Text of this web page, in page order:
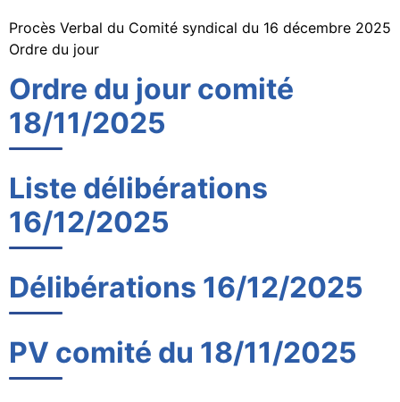
Procès Verbal du Comité syndical du 16 décembre 2025
Ordre du jour
Ordre du jour comité
18/11/2025
Liste délibérations
16/12/2025
Délibérations 16/12/2025
PV comité du 18/11/2025